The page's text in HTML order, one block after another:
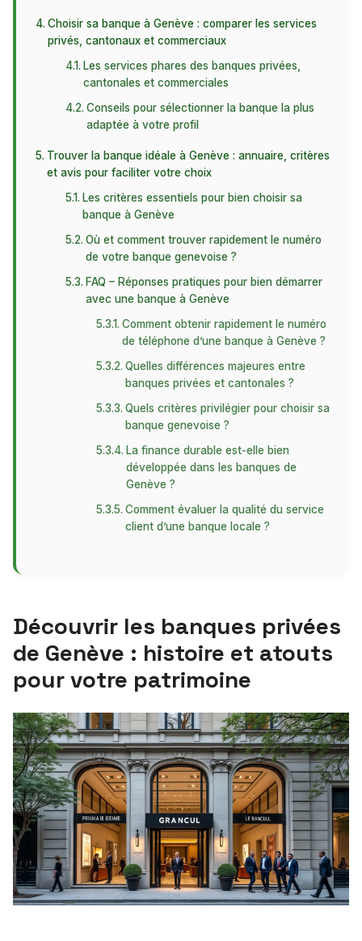
Choisir sa banque à Genève : comparer les services
privés, cantonaux et commerciaux
Les services phares des banques privées,
cantonales et commerciales
Conseils pour sélectionner la banque la plus
adaptée à votre profil
Trouver la banque idéale à Genève : annuaire, critères
et avis pour faciliter votre choix
Les critères essentiels pour bien choisir sa
banque à Genève
Où et comment trouver rapidement le numéro
de votre banque genevoise ?
FAQ – Réponses pratiques pour bien démarrer
avec une banque à Genève
Comment obtenir rapidement le numéro
de téléphone d’une banque à Genève ?
Quelles différences majeures entre
banques privées et cantonales ?
Quels critères privilégier pour choisir sa
banque genevoise ?
La finance durable est-elle bien
développée dans les banques de
Genève ?
Comment évaluer la qualité du service
client d’une banque locale ?
Découvrir les banques privées
de Genève : histoire et atouts
pour votre patrimoine